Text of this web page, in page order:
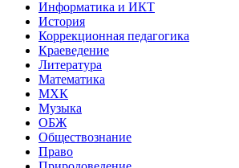
Информатика и ИКТ
История
Коррекционная педагогика
Краеведение
Литература
Математика
МХК
Музыка
ОБЖ
Обществознание
Право